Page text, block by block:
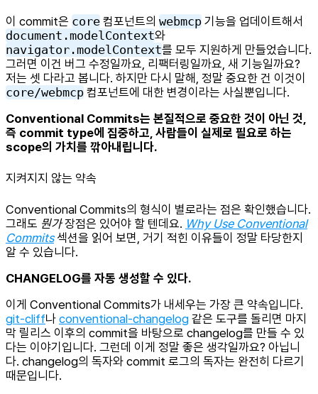
이 commit은 core 컴포넌트의 webmcp 기능을 업데이트해서
document.modelContext와
navigator.modelContext를 모두 지원하게 만들었습니다.
그러면 이건 버그 수정일까요, 리팩터링일까요, 새 기능일까요?
저는 셋 다라고 봅니다. 하지만 다시 말해, 정말 중요한 건 이것이
core/webmcp 컴포넌트에 대한 변경이라는 사실뿐입니다.
Conventional Commits는 본질적으로 중요한 것이 아닌 것,
즉 commit type에 집중하고, 사람들이 실제로 필요로 하는
scope의 가치를 깎아내립니다.
지켜지지 않는 약속
Conventional Commits의 형식이 별로라는 점은 확인했습니다.
그래도 뭔가장점은 있어야 할 텐데요. Why Use Conventional
Commits섹션을 읽어 보면, 거기 적힌 이유들이 정말 타당한지
알 수 있습니다.
CHANGELOG를 자동 생성할 수 있다.
이게 Conventional Commits가 내세우는 가장 큰 약속입니다.
git-cliff나 conventional-changelog 같은 도구를 돌리면 마지
막 릴리스 이후의 commit을 바탕으로 changelog를 만들 수 있
다는 이야기입니다. 그런데 이게 정말 좋은 생각일까요? 아닙니
다. changelog의 독자와 commit 로그의 독자는 완전히 다르기
때문입니다.